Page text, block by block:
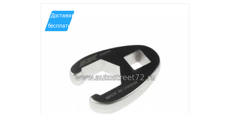
*Доставим
бесплатно